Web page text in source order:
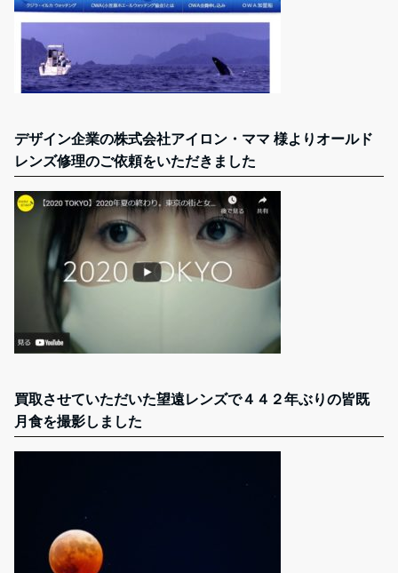
デザイン企業の株式会社アイロン・ママ 様よりオールド
レンズ修理のご依頼をいただきました
買取させていただいた望遠レンズで４４２年ぶりの皆既
月食を撮影しました